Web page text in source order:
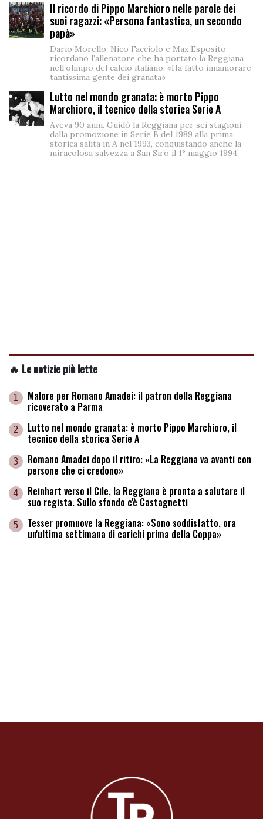
Il ricordo di Pippo Marchioro nelle parole dei
suoi ragazzi: «Persona fantastica, un secondo
papà»
Dario Morello, Nico Facciolo e Max Esposito
ricordano l’allenatore che ha portato la Reggiana
nell’olimpo del calcio italiano: «Ha fatto innamorare
tantissima gente dei granata»
Lutto nel mondo granata: è morto Pippo
Marchioro, il tecnico della storica Serie A
Aveva 90 anni. Guidò la Reggiana per sei stagioni,
dalla promozione in Serie B del 1989 alla prima
storica salita in A nel 1993, conquistando anche la
miracolosa salvezza a San Siro il 1° maggio 1994.
🔥 Le notizie più lette
1 Malore per Romano Amadei: il patron della Reggiana
ricoverato a Parma
2 Lutto nel mondo granata: è morto Pippo Marchioro, il
tecnico della storica Serie A
3 Romano Amadei dopo il ritiro: «La Reggiana va avanti con
persone che ci credono»
4 Reinhart verso il Cile, la Reggiana è pronta a salutare il
suo regista. Sullo sfondo c'è Castagnetti
5 Tesser promuove la Reggiana: «Sono soddisfatto, ora
un'ultima settimana di carichi prima della Coppa»